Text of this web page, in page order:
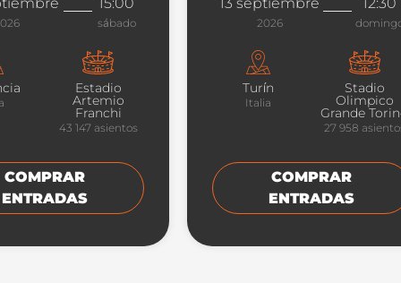
sábado
Estadio
Artemio
Franchi
43 147 asientos
COMPRAR
ENTRADAS
2026
Turín
Italia
Stadio
Olimpico
Grande
27 958
COMPRAR
ENTRADAS